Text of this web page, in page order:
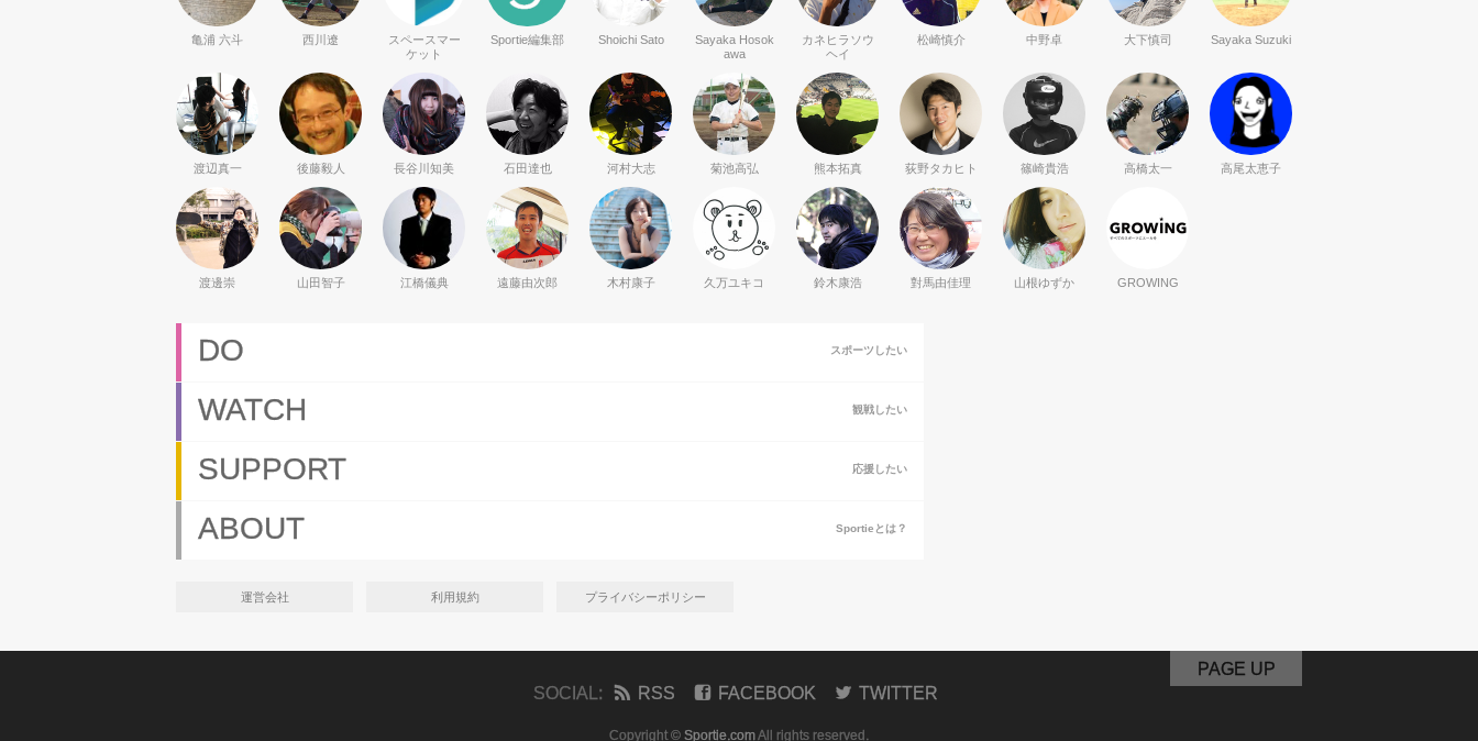
亀浦 六斗 西川遼
スペースマー
ケット
Sportie編集部 Shoichi Sato
Sayaka Hosok
awa
カネヒラソウ
ヘイ
松崎慎介 中野卓 大下慎司 Sayaka Suzuki
渡辺真一 後藤毅人 長谷川知美 石田達也 河村大志 菊池高弘 熊本拓真 荻野タカヒト 篠崎貴浩 高橋太一 高尾太恵子
渡邊崇 山田智子 江橋儀典 遠藤由次郎 木村康子 久万ユキコ 鈴木康浩 對馬由佳理 山根ゆずか GROWING
スポーツしたい
DO
観戦したい
WATCH
応援したい
SUPPORT
Sportieとは？
ABOUT
運営会社 利用規約 プライバシーポリシー
PAGE UP
SOCIAL:
RSS FACEBOOK TWITTER
Copyright © Sportie.comAll rights reserved.